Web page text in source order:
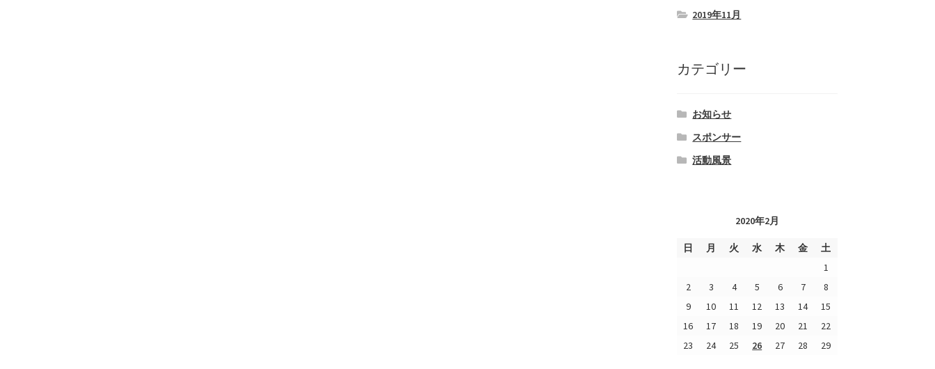
2019年11月
カテゴリー
お知らせ
スポンサー
活動風景
2020年2月
日 月 火 水 木 金
土
1
2
3 4 5 6 7
8
9
10 11 12 13 14
15
16
17 18 19 20 21
22
23
24 25 26 27 28 29